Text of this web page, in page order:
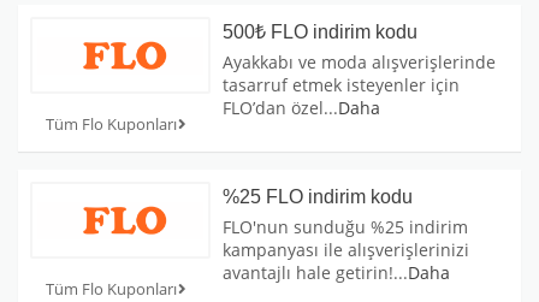
Tüm Flo Kuponları
500₺ FLO indirim kodu
Ayakkabı ve moda alışverişlerinde
tasarruf etmek isteyenler için
FLO’dan özel...Daha
Tüm Flo Kuponları
%25 FLO indirim kodu
FLO'nun sunduğu %25 indirim
kampanyası ile alışverişlerinizi
avantajlı hale getirin!...Daha